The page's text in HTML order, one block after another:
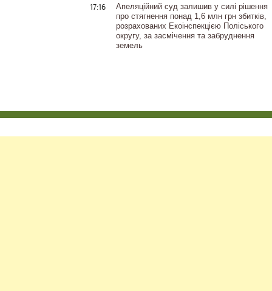
17:16
Апеляційний суд залишив у силі рішення
про стягнення понад 1,6 млн грн збитків,
розрахованих Екоінспекцією Поліського
округу, за засмічення та забруднення
земель